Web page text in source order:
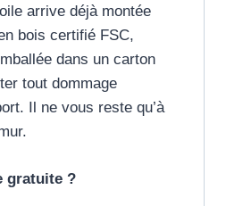
arrive déjà montée
bois certifié FSC,
dans un carton
tout dommage
Il ne vous reste qu’à
gratuite ?